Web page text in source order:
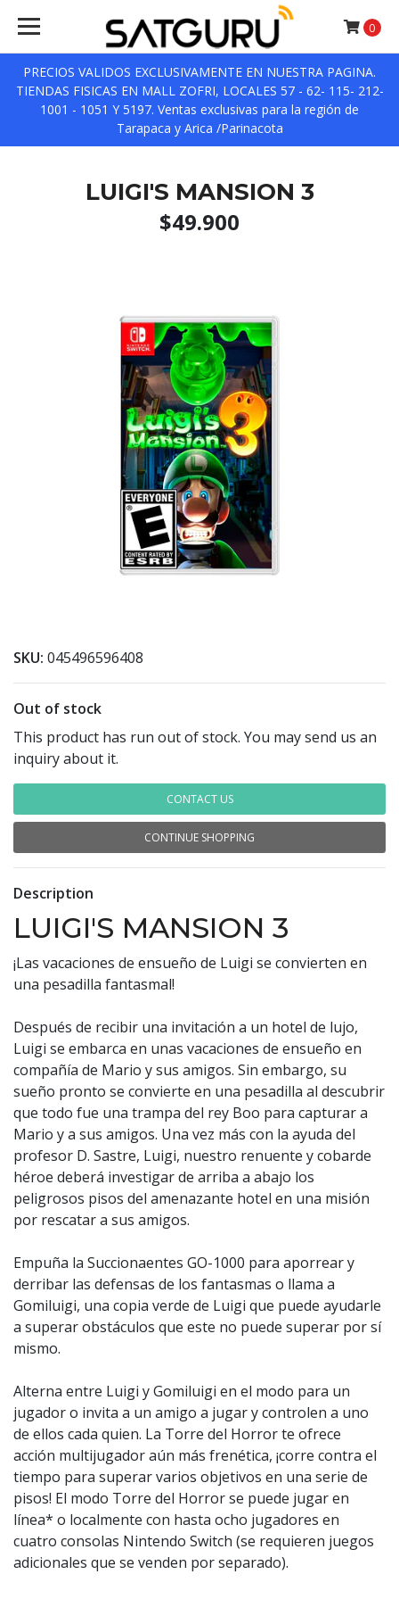
PRECIOS VALIDOS EXCLUSIVAMENTE EN NUESTRA PAGINA.
TIENDAS FISICAS EN MALL ZOFRI, LOCALES 57 - 62- 115- 212-
1001 - 1051 Y 5197. Ventas exclusivas para la región de
Tarapaca y Arica /Parinacota
0
LUIGI'S MANSION 3
$49.900
SKU: 045496596408
Out of stock
This product has run out of stock. You may send us an
inquiry about it.
CONTACT US
CONTINUE SHOPPING
Description
LUIGI'S MANSION 3
¡Las vacaciones de ensueño de Luigi se convierten en
una pesadilla fantasmal!
Después de recibir una invitación a un hotel de lujo,
Luigi se embarca en unas vacaciones de ensueño en
compañía de Mario y sus amigos. Sin embargo, su
sueño pronto se convierte en una pesadilla al descubrir
que todo fue una trampa del rey Boo para capturar a
Mario y a sus amigos. Una vez más con la ayuda del
profesor D. Sastre, Luigi, nuestro renuente y cobarde
héroe deberá investigar de arriba a abajo los
peligrosos pisos del amenazante hotel en una misión
por rescatar a sus amigos.
Empuña la Succionaentes GO-1000 para aporrear y
derribar las defensas de los fantasmas o llama a
Gomiluigi, una copia verde de Luigi que puede ayudarle
a superar obstáculos que este no puede superar por sí
mismo.
Alterna entre Luigi y Gomiluigi en el modo para un
jugador o invita a un amigo a jugar y controlen a uno
de ellos cada quien. La Torre del Horror te ofrece
acción multijugador aún más frenética, ¡corre contra el
tiempo para superar varios objetivos en una serie de
pisos! El modo Torre del Horror se puede jugar en
línea* o localmente con hasta ocho jugadores en
cuatro consolas Nintendo Switch (se requieren juegos
adicionales que se venden por separado).